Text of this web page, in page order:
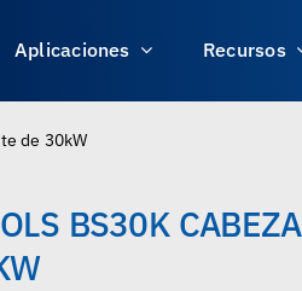
Aplicaciones Recursos
de 30kW
BS30K